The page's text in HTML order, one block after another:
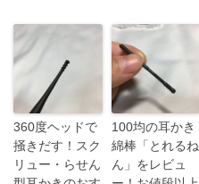
360度ヘッドで
掻きだす！スク
リュー・らせん
100均の耳かき
綿棒「とれるね
ん」をレビュ